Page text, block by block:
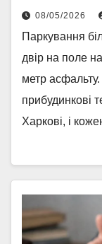
08/05/2026
Паркування
двір на поле
метр
прибудинкові
Харкові, і